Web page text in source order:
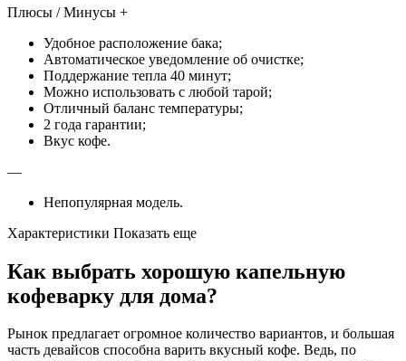
Плюсы / Минусы +
Удобное расположение бака;
Автоматическое уведомление об очистке;
Поддержание тепла 40 минут;
Можно использовать с любой тарой;
Отличный баланс температуры;
2 года гарантии;
Вкус кофе.
—
Непопулярная модель.
Характеристики Показать еще
Как выбрать хорошую капельную
кофеварку для дома?
Рынок предлагает огромное количество вариантов, и большая
часть девайсов способна варить вкусный кофе. Ведь, по